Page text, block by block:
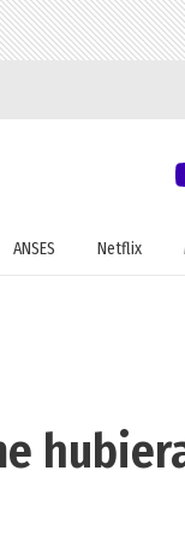
ANSES Netflix